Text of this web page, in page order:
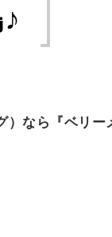
なら『ベリー